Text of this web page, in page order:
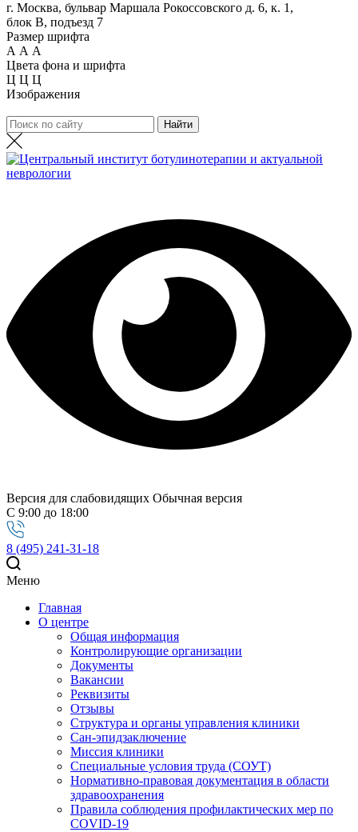
г. Москва, бульвар Маршала Рокоссовского д. 6, к. 1,
блок В, подъезд 7
Размер шрифта
А А А
Цвета фона и шрифта
Ц Ц Ц
Изображения
Версия для слабовидящих Обычная версия
С 9:00 до 18:00
8 (495) 241-31-18
Меню
Главная
О центре
Общая информация
Контролирующие организации
Документы
Вакансии
Реквизиты
Отзывы
Структура и органы управления клиники
Сан-эпидзаключение
Миссия клиники
Специальные условия труда (СОУТ)
Нормативно-правовая документация в области
здравоохранения
Правила соблюдения профилактических мер по
COVID-19